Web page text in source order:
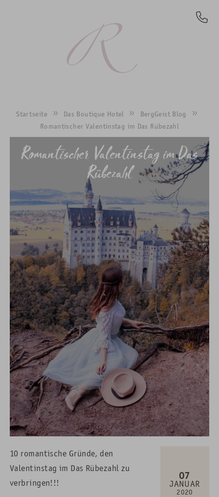
Startseite Das Boutique Hotel
BergGeist Blog
Romantischer Valentinstag im Das Rübezahl
Romantischer Valentinstag im Das
Rübezahl
10 romantische Gründe, den
Valentinstag im Das Rübezahl zu
verbringen!!!
07
JANUAR
2020